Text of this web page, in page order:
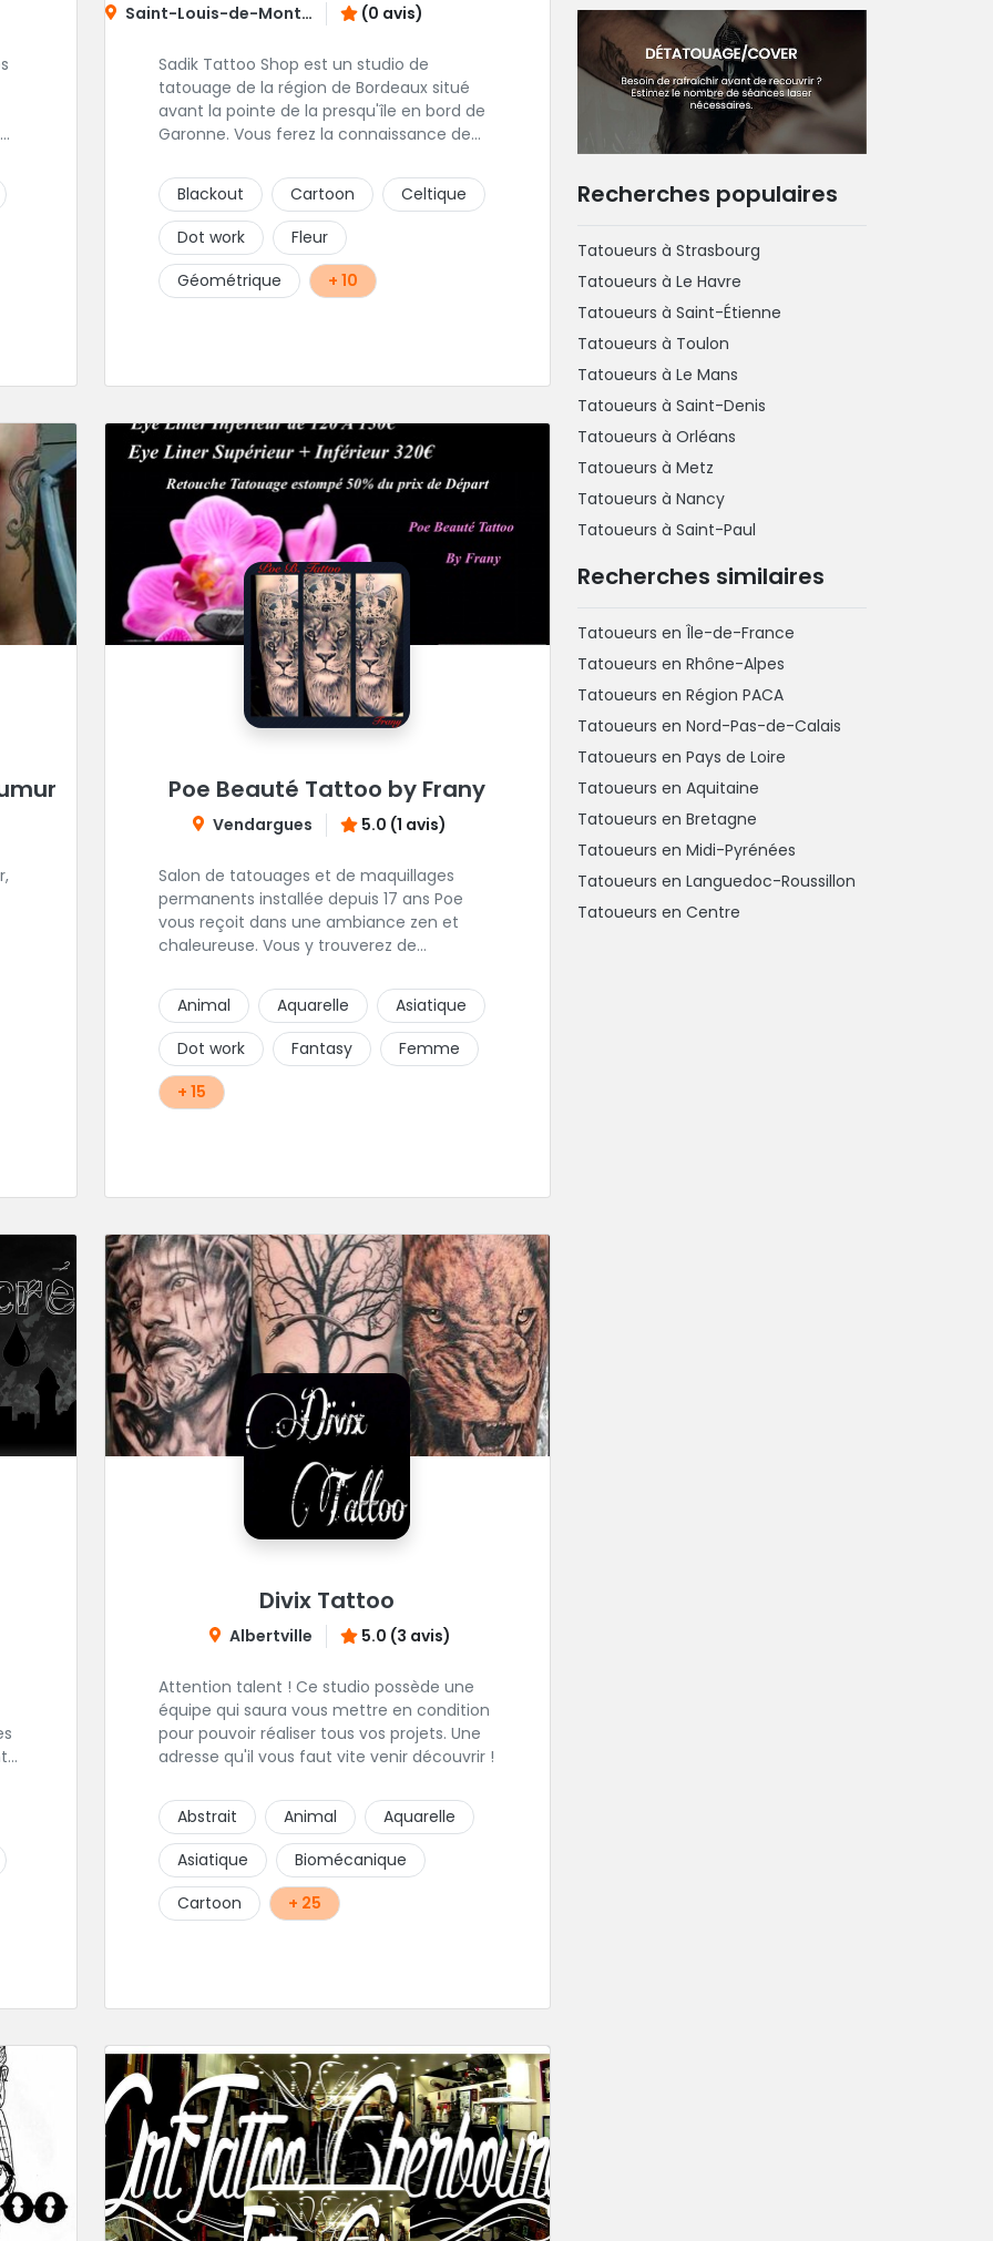
Saint-Louis-de-Montferrand (0 avis)
Sadik Tattoo Shop est un studio de
tatouage de la région de Bordeaux situé
avant la pointe de la presqu'île en bord de
Garonne. Vous ferez la connaissance de
Blackout
Cartoon
Celtique
Dot work
Fleur
Géométrique
+ 10
Poe Beauté Tattoo by Frany
Vendargues 5.0 (1 avis)
Salon de tatouages et de maquillages
permanents installée depuis 17 ans Poe
vous reçoit dans une ambiance zen et
chaleureuse. Vous y trouverez de
Polynesien et tous styles, mais aussi des
maquillages permanents/artistiques ainsi
que des prestations de Piercings.
Animal Aquarelle
Asiatique
Dot work
Fantasy
Femme
+ 15
Divix Tattoo
Albertville 5.0 (3 avis)
Attention talent ! Ce studio possède une
équipe qui saura vous mettre en condition
pour pouvoir réaliser tous vos projets. Une
adresse qu'il vous faut vite venir découvrir !
Abstrait Animal
Aquarelle
Asiatique
Biomécanique
Cartoon
+ 25
Recherches populaires
Tatoueurs à Strasbourg
Tatoueurs à Le Havre
Tatoueurs à Saint-Étienne
Tatoueurs à Toulon
Tatoueurs à Le Mans
Tatoueurs à Saint-Denis
Tatoueurs à Orléans
Tatoueurs à Metz
Tatoueurs à Nancy
Tatoueurs à Saint-Paul
Recherches similaires
Tatoueurs en Île-de-France
Tatoueurs en Rhône-Alpes
Tatoueurs en Région PACA
Tatoueurs en Nord-Pas-de-Calais
Tatoueurs en Pays de Loire
Tatoueurs en Aquitaine
Tatoueurs en Bretagne
Tatoueurs en Midi-Pyrénées
Tatoueurs en Languedoc-Roussillon
Tatoueurs en Centre